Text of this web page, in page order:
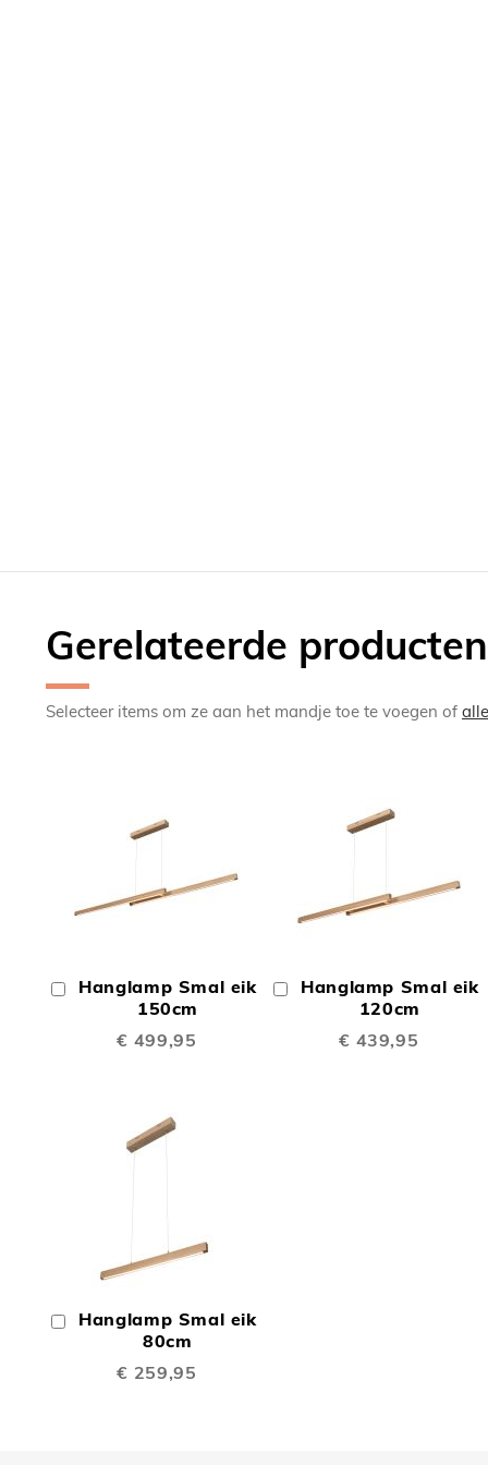
Gerelateerde producten
Selecteer items om ze aan het mandje toe te voegen of
Hanglamp Smal eik
150cm
€ 499,95
In
Winkelwagen
TOEVOEGEN
Hanglamp Smal eik
120cm
€ 439,95
In
Winkelwagen
Hanglamp Smal eik
80cm
€ 259,95
In
Winkelwagen